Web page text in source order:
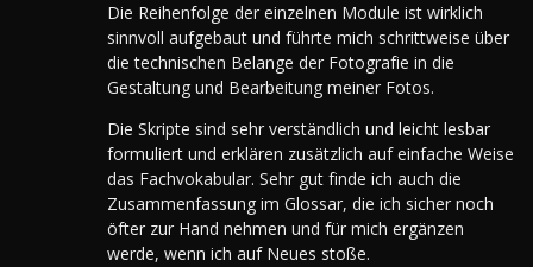
Die Reihenfolge der einzelnen Module ist wirklich
sinnvoll aufgebaut und führte mich schrittweise über
die technischen Belange der Fotografie in die
Gestaltung und Bearbeitung meiner Fotos.
Die Skripte sind sehr verständlich und leicht lesbar
formuliert und erklären zusätzlich auf einfache Weise
das Fachvokabular. Sehr gut finde ich auch die
Zusammenfassung im Glossar, die ich sicher noch
öfter zur Hand nehmen und für mich ergänzen
werde, wenn ich auf Neues stoße.